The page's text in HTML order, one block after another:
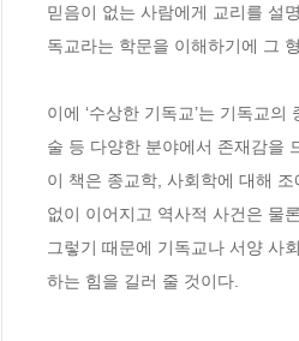
믿음이 없는 사람에게 교리를 설
독교라는 학문을 이해하기에 그
이에 ‘수상한 기독교’는 기독교
술 등 다양한 분야에서 존재감을
이 책은 종교학, 사회학에 대해
없이 이어지고 역사적 사건은 물
그렇기 때문에 기독교나 서양 사
하는 힘을 길러 줄 것이다.